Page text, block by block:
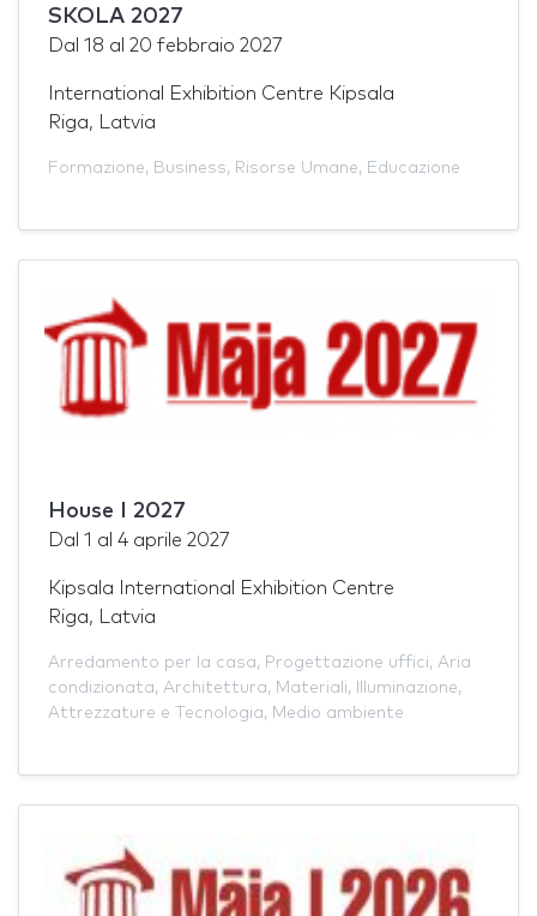
SKOLA 2027
Dal 18 al 20 febbraio 2027
International Exhibition Centre Kipsala
Riga, Latvia
Formazione, Business, Risorse Umane, Educazione
House I 2027
Dal 1 al 4 aprile 2027
Kipsala International Exhibition Centre
Riga, Latvia
Arredamento per la casa, Progettazione uffici, Aria
condizionata, Architettura, Materiali, Illuminazione,
Attrezzature e Tecnologia, Medio ambiente